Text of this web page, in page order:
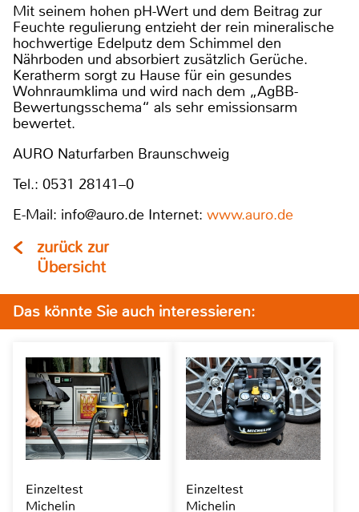
Mit seinem hohen pH-Wert und dem Beitrag zur
Feuchte regulierung entzieht der rein mineralische
hochwertige Edelputz dem Schimmel den
Nährboden und absorbiert zusätzlich Gerüche.
Keratherm sorgt zu Hause für ein gesundes
Wohnraumklima und wird nach dem „AgBB-
Bewertungsschema“ als sehr emissionsarm
bewertet.
AURO Naturfarben Braunschweig
Tel.: 0531 28141–0
E-Mail: info@auro.de Internet: www.auro.de
zurück zur
Übersicht
Das könnte Sie auch interessieren:
Einzeltest
Michelin
Einzeltest
Michelin